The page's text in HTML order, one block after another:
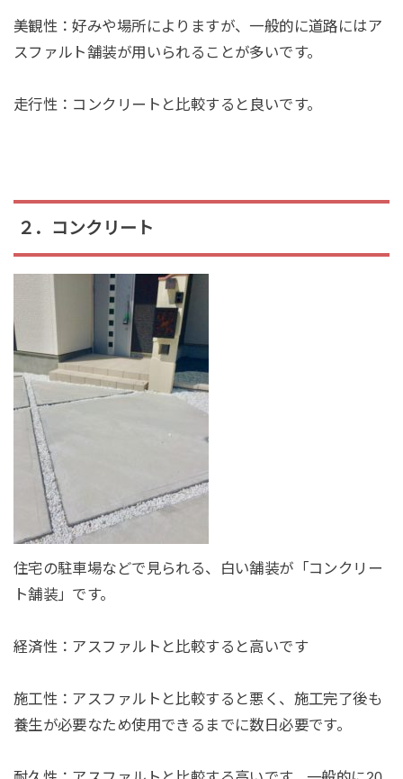
美観性：好みや場所によりますが、一般的に道路にはア
スファルト舗装が用いられることが多いです。
走行性： コンクリートと比較すると良いです。
２．コンクリート
住宅の駐車場などで見られる、白い舗装が「コンクリー
ト舗装」です。
経済性： アスファルトと比較すると高いです
施工性： アスファルトと比較すると悪く、施工完了後も
養生が必要なため使用できるまでに数日必要です。